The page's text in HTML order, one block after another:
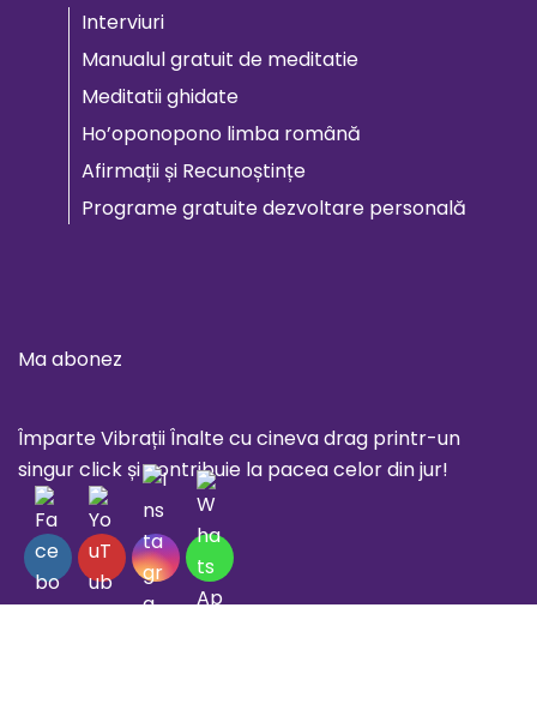
Interviuri
Manualul gratuit de meditatie
Meditatii ghidate
Ho’oponopono limba română
Afirmații și Recunoștințe
Programe gratuite dezvoltare personală
Ma abonez
Împarte Vibrații Înalte cu cineva drag printr-un
singur click și contribuie la pacea celor din jur!